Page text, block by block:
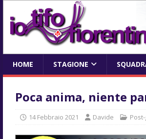
HOME STAGIONE
Poca anima, niente
14 Febbraio 2021 Davide